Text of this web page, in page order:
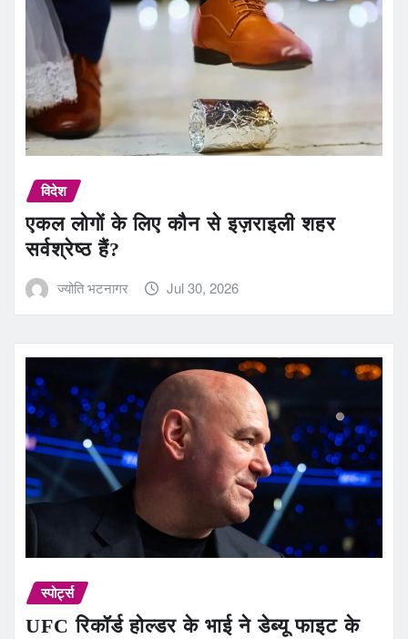
विदेश
एकल लोगों के लिए कौन से इज़राइली शहर
सर्वश्रेष्ठ हैं?
ज्योति भटनागर Jul 30, 2026
स्पोर्ट्स
UFC रिकॉर्ड होल्डर के भाई ने डेब्यू फाइट के